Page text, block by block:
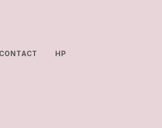
CONTACT HP